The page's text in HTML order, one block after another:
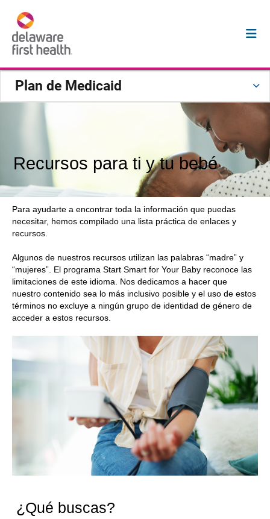
Plan de Medicaid
Recursos para ti y tu bebé
Para ayudarte a encontrar toda la información que puedas
necesitar, hemos compilado una lista práctica de enlaces y
recursos.
Algunos de nuestros recursos utilizan las palabras “madre” y
“mujeres”. El programa Start Smart for Your Baby reconoce las
limitaciones de este idioma. Nos dedicamos a hacer que
nuestro contenido sea lo más inclusivo posible y el uso de estos
términos no excluye a ningún grupo de identidad de género de
acceder a estos recursos.
¿Qué buscas?